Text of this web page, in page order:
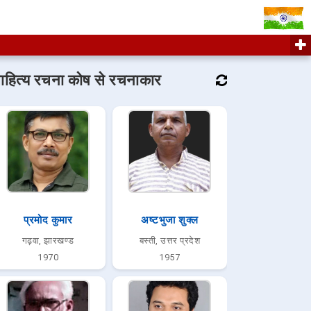
रचना कोष से रचनाकार
प्रमोद कुमार
गढ़वा, झारखण्ड
1970
अष्टभुजा शुक्‍ल
बस्ती, उत्तर प्रदेश
1957